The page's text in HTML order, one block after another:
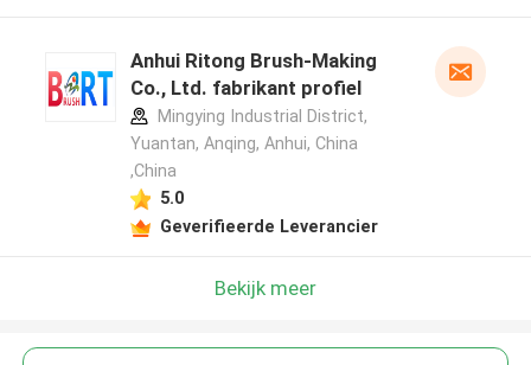
Anhui Ritong Brush-Making
Co., Ltd. fabrikant profiel
Mingying Industrial District,
Yuantan, Anqing, Anhui, China
,China
5.0
Geverifieerde Leverancier
Bekijk meer